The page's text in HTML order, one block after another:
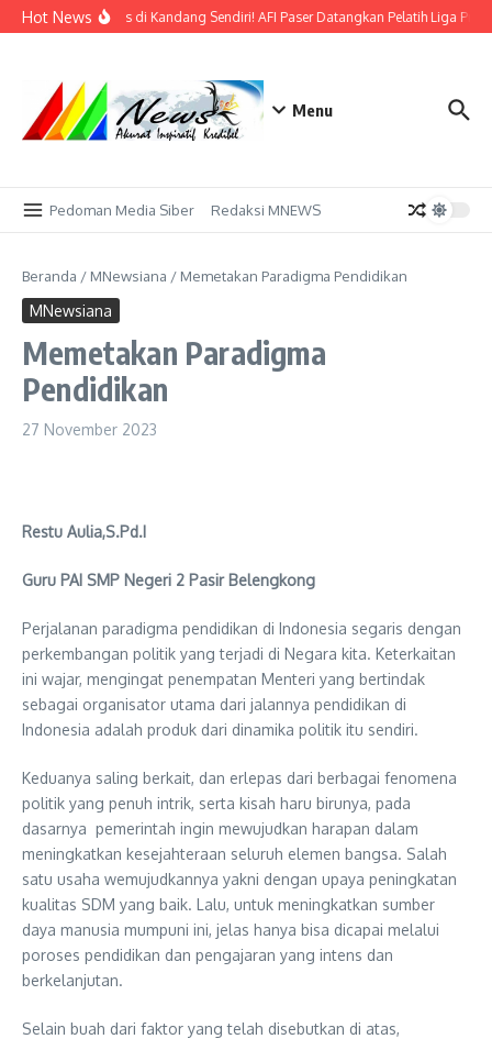
Lewati ke konten
Hot NewsBidik Emas di Kandang Sendiri! AFI Paser Datangkan Pelatih Liga
Menu
Pedoman Media Siber Redaksi MNEWS
Beranda / MNewsiana / Memetakan Paradigma Pendidikan
MNewsiana
Memetakan Paradigma
Pendidikan
27 November 2023
Restu Aulia,S.Pd.I
Guru PAI SMP Negeri 2 Pasir Belengkong
Perjalanan paradigma pendidikan di Indonesia segaris dengan
perkembangan politik yang terjadi di Negara kita. Keterkaitan
ini wajar, mengingat penempatan Menteri yang bertindak
sebagai organisator utama dari jalannya pendidikan di
Indonesia adalah produk dari dinamika politik itu sendiri.
Keduanya saling berkait, dan erlepas dari berbagai fenomena
politik yang penuh intrik, serta kisah haru birunya, pada
dasarnya pemerintah ingin mewujudkan harapan dalam
meningkatkan kesejahteraan seluruh elemen bangsa. Salah
satu usaha wemujudkannya yakni dengan upaya peningkatan
kualitas SDM yang baik. Lalu, untuk meningkatkan sumber
daya manusia mumpuni ini, jelas hanya bisa dicapai melalui
poroses pendidikan dan pengajaran yang intens dan
berkelanjutan.
Selain buah dari faktor yang telah disebutkan di atas,